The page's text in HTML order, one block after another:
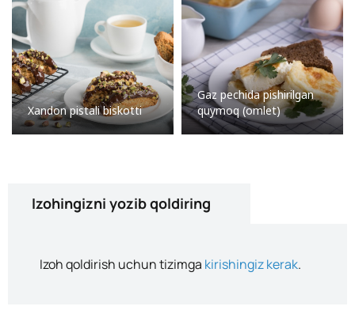
Xandon pistali biskotti
Gaz pechida pishirilgan
quymoq (omlet)
Izohingizni yozib qoldiring
Izoh qoldirish uchun tizimga kirishingiz kerak.